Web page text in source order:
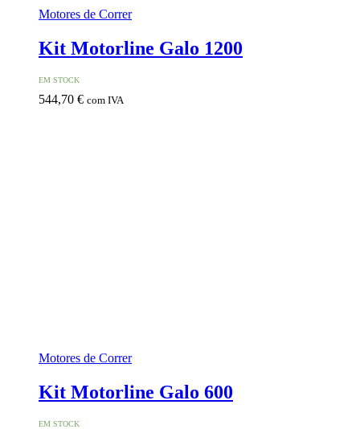
Motores de Correr
Kit Motorline Galo 1200
EM STOCK
544,70 € com IVA
Motores de Correr
Kit Motorline Galo 600
EM STOCK